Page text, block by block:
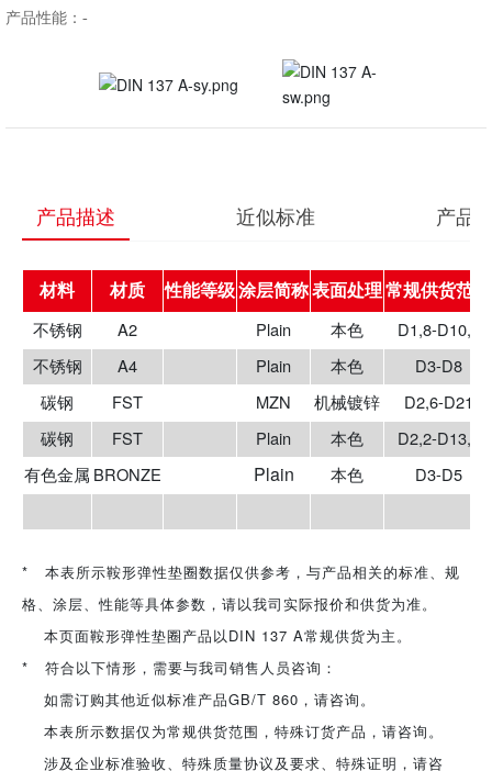
产品性能：-
产品描述 近似标准 产品
材料 材质 性能等级涂层简称表面处理常规供货范围
不锈钢 A2 Plain 本色
D1,8-D10,5
不锈钢
A4 Plain 本色
D3-D8
碳钢
FST MZN 机械镀锌
D2,6-D21
碳钢
FST Plain 本色
D2,2-D13,0
有色金属 BRONZE Plain 本色 D3-D5
* 本表所示鞍形弹性垫圈数据仅供参考，与产品相关的标准、规
格、涂层、性能等具体参数，请以我司实际报价和供货为准。
本页面鞍形弹性垫圈产品以DIN 137 A常规供货为主。
* 符合以下情形，需要与我司销售人员咨询：
如需订购其他近似标准产品GB/T 860，请咨询。
本表所示数据仅为常规供货范围，特殊订货产品，请咨询。
涉及企业标准验收、特殊质量协议及要求、特殊证明，请咨